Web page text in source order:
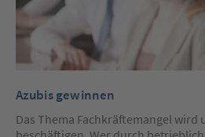
Azubis gewinnen
Das Thema Fachkräftemangel wird